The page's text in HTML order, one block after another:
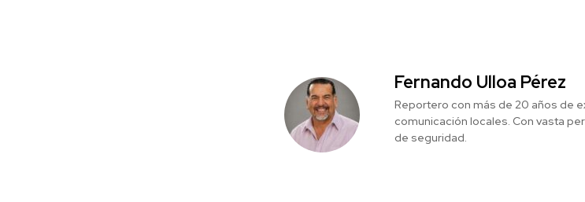
Fernando Ulloa Pérez
Reportero con más de 20 años de
comunicación locales. Con vasta
de seguridad.